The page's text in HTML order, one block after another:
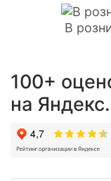
В
100+
на